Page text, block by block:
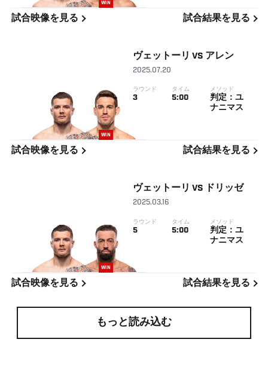
WIN
試合映像を見る 試合結果を見る
WIN
ヴェットーリ VS アレン
2025.07.20
ラウンド
3
タイム
5:00
メソッド
判定：ユ
ナニマス
試合映像を見る 試合結果を見る
WIN
ヴェットーリ VS ドリッゼ
2025.03.16
ラウンド
5
タイム
5:00
メソッド
判定：ユ
ナニマス
試合映像を見る 試合結果を見る
もっと読み込む